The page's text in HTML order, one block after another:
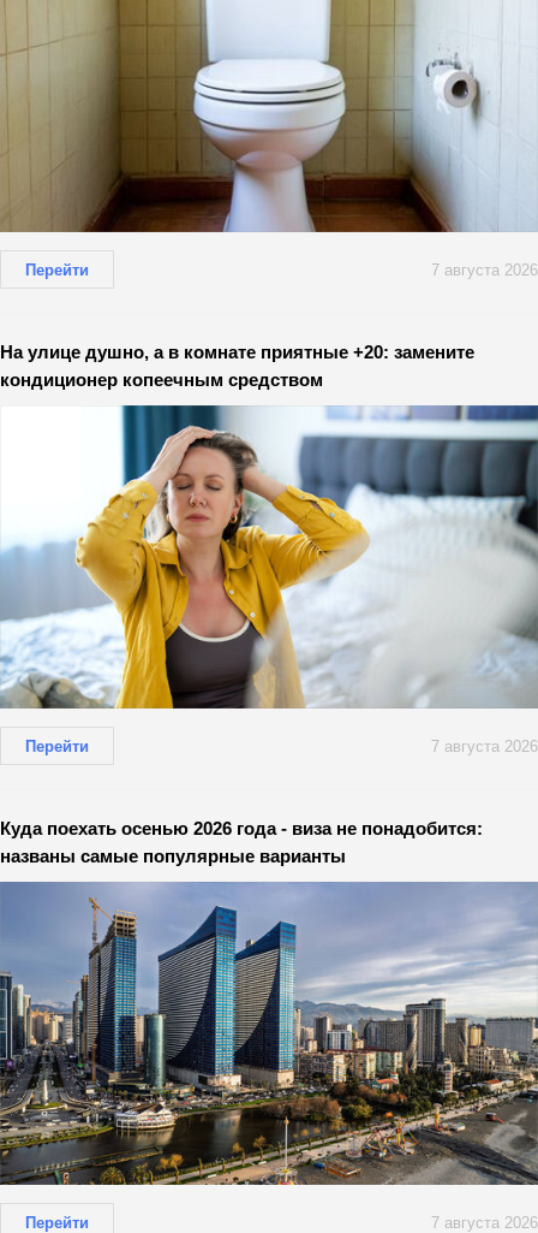
Перейти 7 августа 2026
На улице душно, а в комнате приятные +20: замените
кондиционер копеечным средством
Перейти 7 августа 2026
Куда поехать осенью 2026 года - виза не понадобится:
названы самые популярные варианты
Перейти 7 августа 2026